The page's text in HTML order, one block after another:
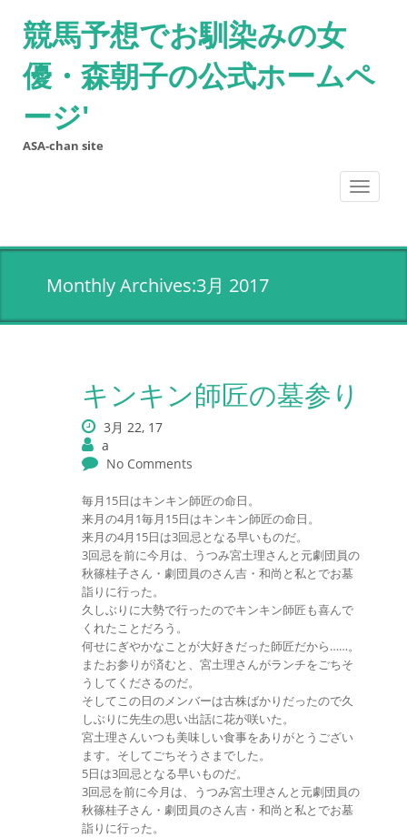
競馬予想でお馴染みの女
優・森朝子の公式ホームペ
ージ'
ASA-chan site
Toggle
Monthly Archives:3月 2017
キンキン師匠の墓参り
3月 22, 17
a
No Comments
毎月15日はキンキン師匠の命日。
来月の4月1毎月15日はキンキン師匠の命日。
来月の4月15日は3回忌となる早いものだ。
3回忌を前に今月は、うつみ宮土理さんと元劇団員の
秋篠桂子さん・劇団員のさん吉・和尚と私とでお墓
詣りに行った。
久しぶりに大勢で行ったのでキンキン師匠も喜んで
くれたことだろう。
何せにぎやかなことが大好きだった師匠だから……。
またお参りが済むと、宮土理さんがランチをごちそ
うしてくださるのだ。
そしてこの日のメンバーは古株ばかりだったので久
しぶりに先生の思い出話に花が咲いた。
宮土理さんいつも美味しい食事をありがとうござい
ます。そしてごちそうさまでした。
5日は3回忌となる早いものだ。
3回忌を前に今月は、うつみ宮土理さんと元劇団員の
秋篠桂子さん・劇団員のさん吉・和尚と私とでお墓
詣りに行った。